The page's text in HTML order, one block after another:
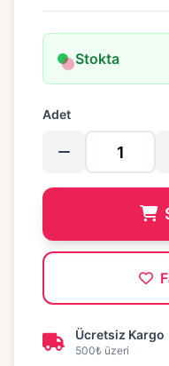
Stokta
Adet
Ücretsiz Kargo
500₺ üzeri